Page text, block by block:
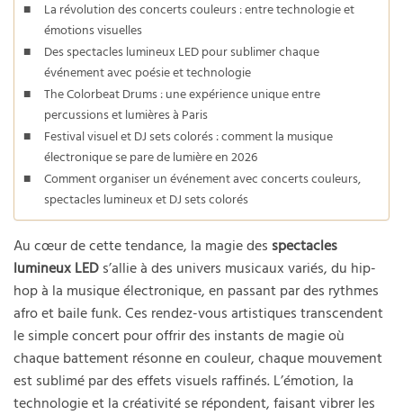
La révolution des concerts couleurs : entre technologie et
émotions visuelles
Des spectacles lumineux LED pour sublimer chaque
événement avec poésie et technologie
The Colorbeat Drums : une expérience unique entre
percussions et lumières à Paris
Festival visuel et DJ sets colorés : comment la musique
électronique se pare de lumière en 2026
Comment organiser un événement avec concerts couleurs,
spectacles lumineux et DJ sets colorés
Au cœur de cette tendance, la magie des spectacles
lumineux LED s’allie à des univers musicaux variés, du hip-
hop à la musique électronique, en passant par des rythmes
afro et baile funk. Ces rendez-vous artistiques transcendent
le simple concert pour offrir des instants de magie où
chaque battement résonne en couleur, chaque mouvement
est sublimé par des effets visuels raffinés. L’émotion, la
technologie et la créativité se répondent, faisant vibrer les